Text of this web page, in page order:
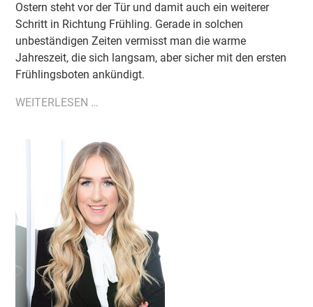
Ostern steht vor der Tür und damit auch ein weiterer
Schritt in Richtung Frühling. Gerade in solchen
unbeständigen Zeiten vermisst man die warme
Jahreszeit, die sich langsam, aber sicher mit den ersten
Frühlingsboten ankündigt.
WEITERLESEN …
FRISUREN
FÜR
DEN
FRÜHLING
2021